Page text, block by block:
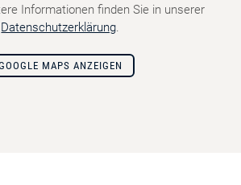
Informationen finden Sie in unserer
Datenschutzerklärung.
MAPS ANZEIGEN